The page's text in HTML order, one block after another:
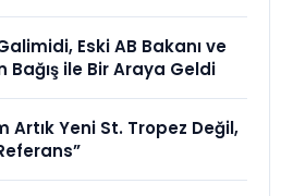
Eski AB Bakanı ve
Bağış ile Bir Araya Geldi
Artık Yeni St. Tropez Değil,